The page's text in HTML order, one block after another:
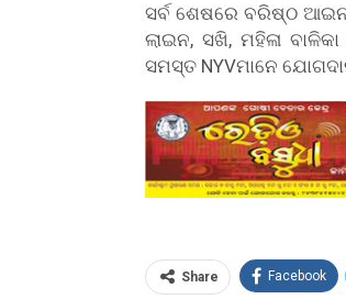
ସର୍ବ ଶେଷରେ ବରିଷ୍ଠ
ଲାଇନ, ସଖି, ମହିଳା
ସମସ୍ତ NYVମାନେ
Share Facebook